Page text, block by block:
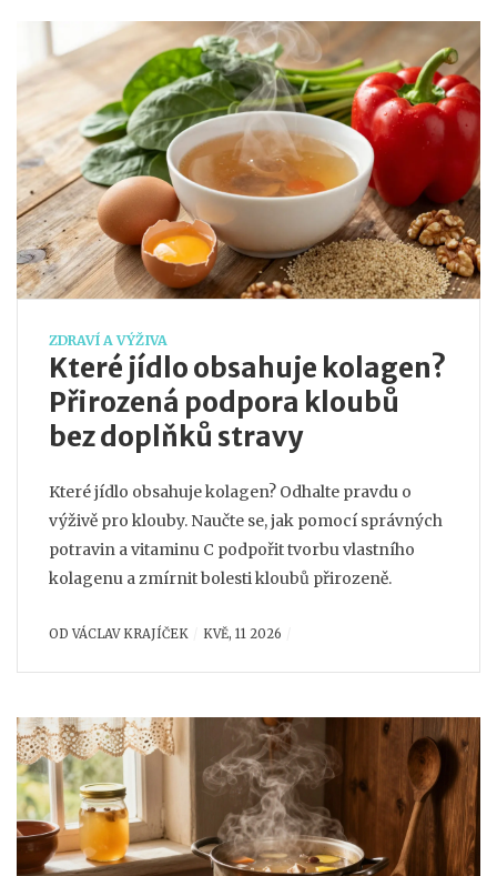
ZDRAVÍ A VÝŽIVA
Které jídlo obsahuje kolagen?
Přirozená podpora kloubů
bez doplňků stravy
Které jídlo obsahuje kolagen? Odhalte pravdu o
výživě pro klouby. Naučte se, jak pomocí správných
potravin a vitaminu C podpořit tvorbu vlastního
kolagenu a zmírnit bolesti kloubů přirozeně.
ODVÁCLAV KRAJÍČEK KVĚ, 11 2026